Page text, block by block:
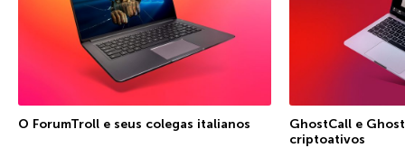
O ForumTroll e seus colegas italianos
GhostCall e
criptoativos